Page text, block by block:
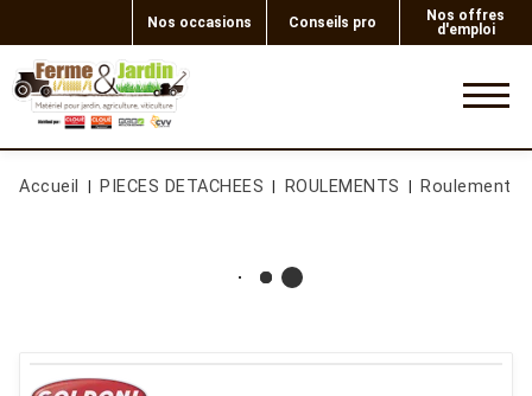
Nos occasions Conseils pro
Nos offres
d'emploi
Accueil PIECES DETACHEES ROULEMENTS Roulement